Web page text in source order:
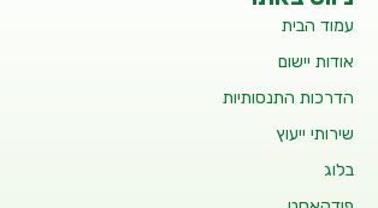
עמוד הבית
אודות יישום
הדרכות התנסותיות
שירותי ייעוץ
בלוג